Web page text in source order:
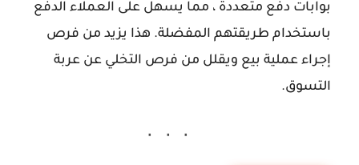
بوابات دفع متعددة ، مما يسهل على العملاء الدفع
باستخدام طريقتهم المفضلة. هذا يزيد من فرص
إجراء عملية بيع ويقلل من فرص التخلي عن عربة
التسوق.